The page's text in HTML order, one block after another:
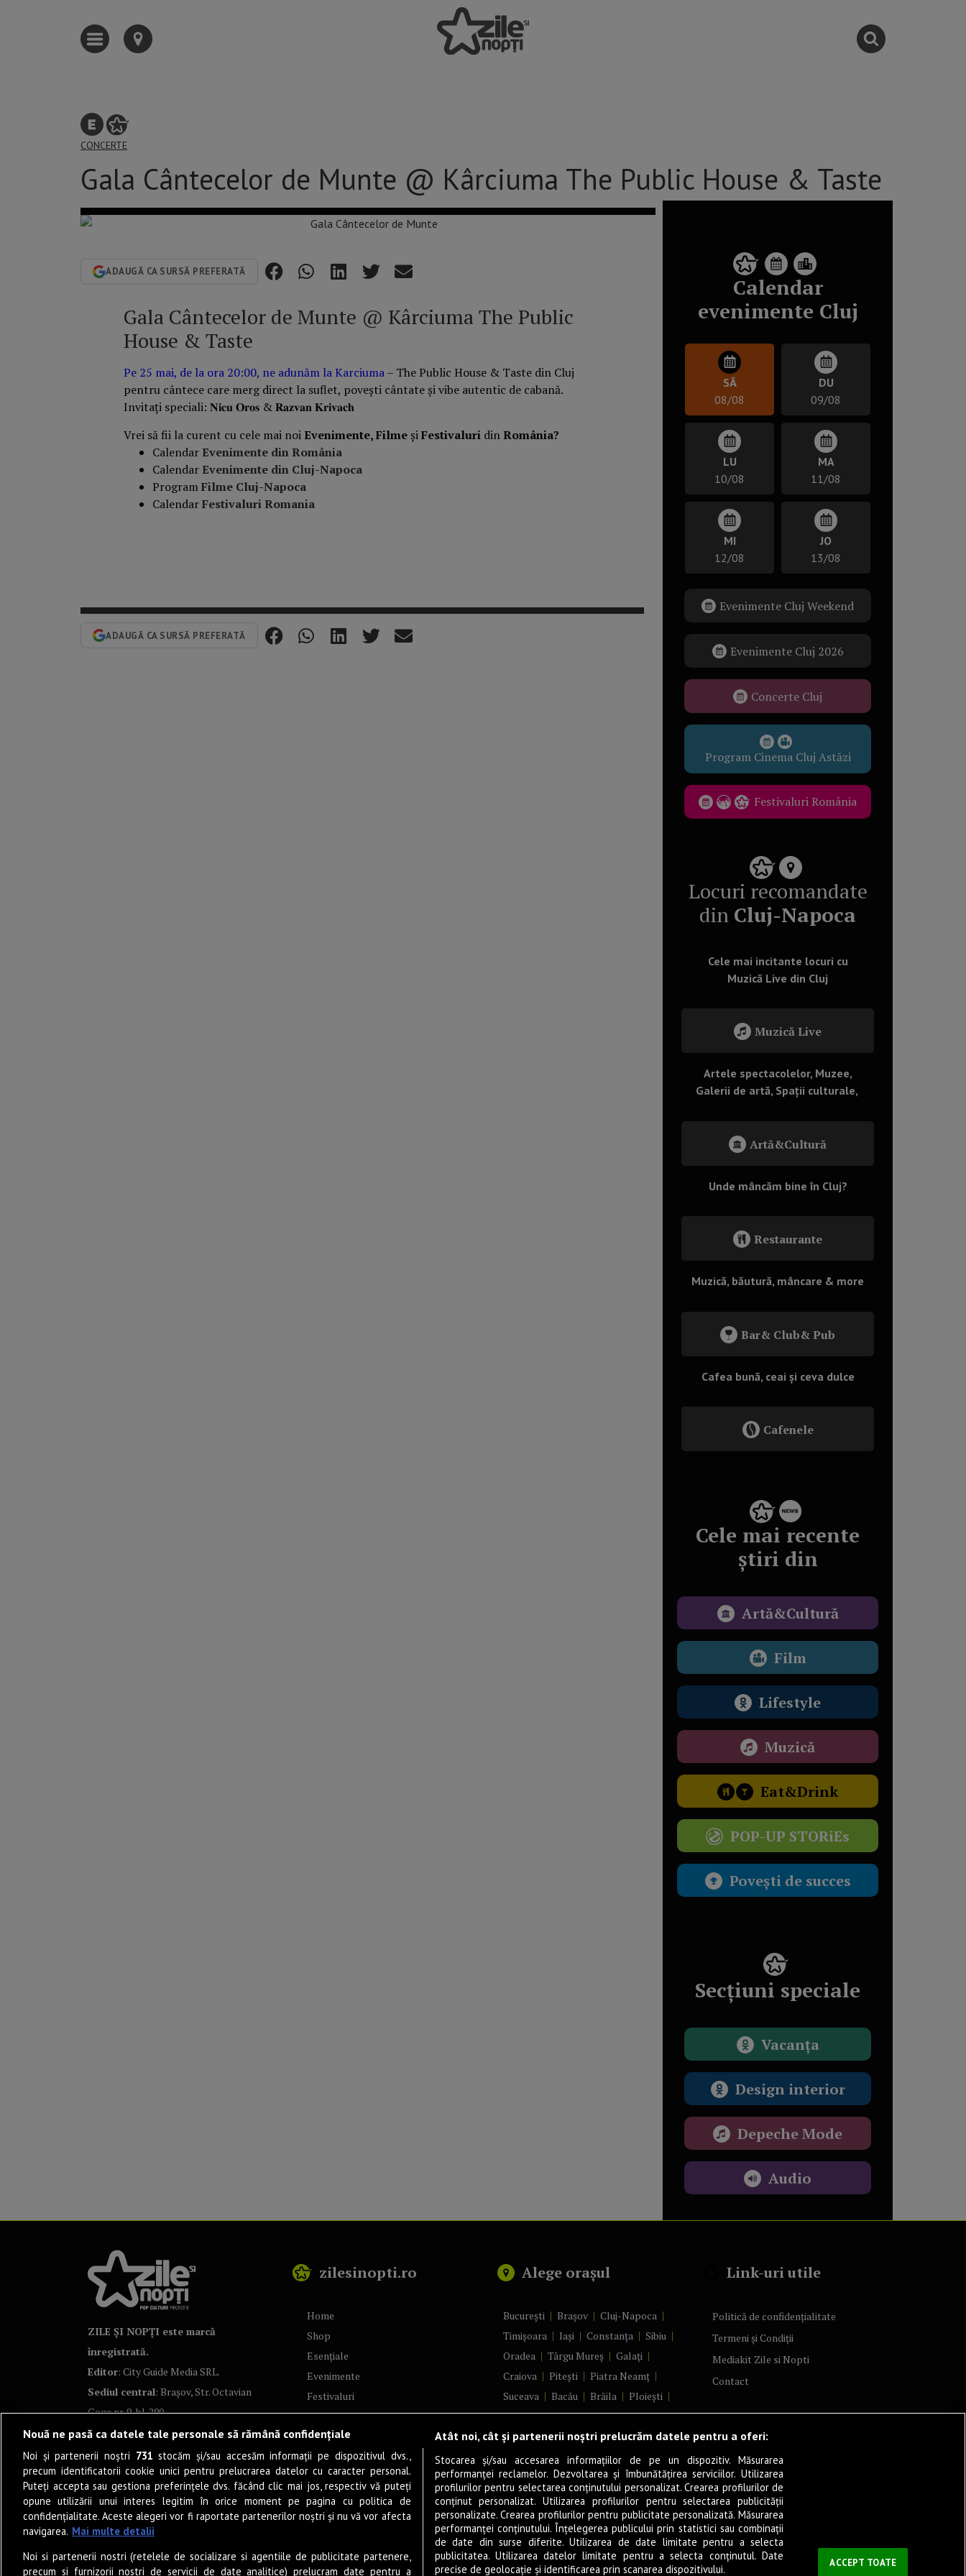
CONCERTE
Gala Cântecelor de Munte @ Kârciuma The Public House & Taste
ADAUGĂ CA SURSĂ PREFERATĂ
Gala Cântecelor de Munte @ Kârciuma The Public
House & Taste
Pe 25 mai, de la ora 20:00, ne adunăm la Karciuma– The Public House & Taste din Cluj
pentru cântece care merg direct la suflet, povești cântate și vibe autentic de cabană.
Invitați speciali: 𝐍𝐢𝐜𝐮 𝐎𝐫𝐨𝐬 & 𝐑𝐚𝐳𝐯𝐚𝐧 𝐊𝐫𝐢𝐯𝐚𝐜𝐡
Vrei să fii la curent cu cele mai noiEvenimente, Filme șiFestivaluri dinRomânia?
Calendar Evenimente din România
Calendar Evenimente din Cluj-Napoca
ProgramFilme Cluj-Napoca
CalendarFestivaluri Romania
ADAUGĂ CA SURSĂ PREFERATĂ
Calendar
evenimente Cluj
SÂ
08/08
DU
09/08
LU
10/08
MA
11/08
MI
12/08
JO
13/08
Evenimente Cluj Weekend
Evenimente Cluj 2026
Concerte Cluj
Program Cinema Cluj Astăzi
Festivaluri România
Locuri recomandate
din Cluj-Napoca
Cele mai incitante locuri cu
Muzică Live din Cluj
Muzică Live
Artele spectacolelor, Muzee,
Galerii de artă, Spații culturale,
Artă&Cultură
Unde mâncăm bine în Cluj?
Restaurante
Muzică, băutură, mâncare & more
Bar& Club& Pub
Cafea bună, ceai și ceva dulce
Cafenele
Cele mai recente
știri din
Artă&Cultură
Film
Lifestyle
Muzică
Eat&Drink
POP-UP STORiEs
Povești de succes
Secțiuni speciale
Vacanța
Design interior
Depeche Mode
Audio
ZILE ȘI NOPȚI este marcă
înregistrată.
Editor: City Guide Media SRL.
Sediul central: Brașov, Str. Octavian
Goga nr. 9, bl. 290
zilesinopti.ro
Home
Shop
Esențiale
Evenimente
Festivaluri
Concerte
Artă & Cultură
Teatru
Film
Program filme
Lifestyle
Muzică
Alege orașul
București Brașov
Cluj-Napoca
Timișoara
Iași Constanța
Sibiu
Oradea
Târgu Mureș
Galați
Craiova
Pitești
Piatra Neamț
Suceava
Bacău Brăila
Ploiești
Râmnicu Vâlcea
Alba Iulia
Arad
Bistrița
Baia Mare
Satu Mare
Sfântu Gheorghe
Deva
Focșani
Tulcea
Târgu Jiu
Alexandria
Botoșani
Buzău Vaslui
Reșița
Târgoviște
Drobeta-Turnu Severin
Călărași
Giurgiu
Slobozia
Slatina
Miercurea-Ciuc Zalău
Link-uri utile
Politică de confidențialitate
Termeni și Condiții
Mediakit Zile si Nopti
Contact
Nouă ne pasă ca datele tale personale să rămână confidențiale
Noi și partenerii noștri 731 stocăm și/sau accesăm informații pe dispozitivul dvs.,
precum identificatorii cookie unici pentru prelucrarea datelor cu caracter personal.
Puteți accepta sau gestiona preferințele dvs. făcând clic mai jos, respectiv vă puteți
opune utilizării unui interes legitim în orice moment pe pagina cu politica de
confidențialitate. Aceste alegeri vor fi raportate partenerilor noștri și nu vă vor afecta
navigarea. Mai multe detalii
Noi si partenerii nostri (retelele de socializare si agentiile de publicitate partenere,
precum si furnizorii nostri de servicii de date analitice) prelucram date pentru a
Atât noi, cât și partenerii noștri prelucrăm datele pentru a oferi:
Stocarea și/sau accesarea informațiilor de pe un dispozitiv. Măsurarea
performanței reclamelor. Dezvoltarea și îmbunătățirea serviciilor. Utilizarea
profilurilor pentru selectarea conținutului personalizat. Crearea profilurilor de
conținut personalizat. Utilizarea profilurilor pentru selectarea publicității
personalizate. Crearea profilurilor pentru publicitate personalizată. Măsurarea
performanței conținutului. Înțelegerea publicului prin statistici sau combinații
de date din surse diferite. Utilizarea de date limitate pentru a selecta
publicitatea. Utilizarea datelor limitate pentru a selecta conținutul. Date
precise de geolocație și identificarea prin scanarea dispozitivului.
ACCEPT TOATE